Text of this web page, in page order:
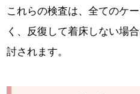
これらの検査は、全てのケ
く、反復して着床しない場
討されます。